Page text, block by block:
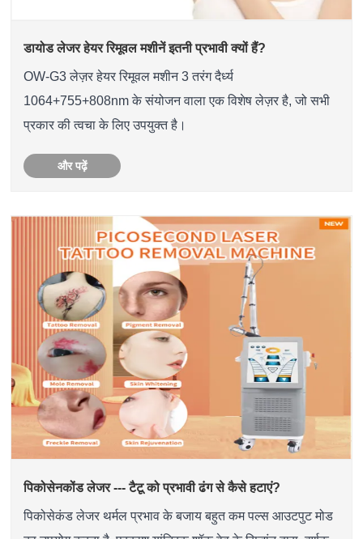
डायोड लेजर हेयर रिमूवल मशीनें इतनी प्रभावी क्यों हैं?
OW-G3 लेज़र हेयर रिमूवल मशीन 3 तरंग दैर्ध्य
1064+755+808nm के संयोजन वाला एक विशेष लेज़र है, जो सभी
प्रकार की त्वचा के लिए उपयुक्त है।
और पढ़ें
पिकोसेनकोंड लेजर --- टैटू को प्रभावी ढंग से कैसे हटाएं?
पिकोसेकंड लेजर थर्मल प्रभाव के बजाय बहुत कम पल्स आउटपुट मोड